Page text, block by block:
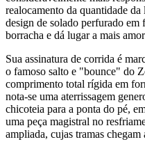
realocamento da quantidade
design de solado perfurado
borracha e dá lugar a mais
Sua assinatura de corrida é
o famoso salto e "bounce" do
comprimento total rígida em
nota-se uma aterrissagem
chicoteia para a ponta do pé,
uma peça magistral no
ampliada, cujas tramas